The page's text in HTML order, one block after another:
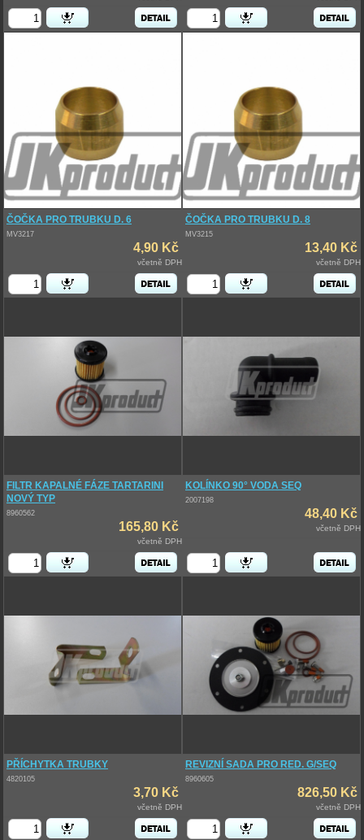
ČOČKA PRO TRUBKU D. 6
MV3217
4,90 Kč
včetně DPH
ČOČKA PRO TRUBKU D. 8
MV3215
13,40 Kč
včetně DPH
FILTR KAPALNÉ FÁZE TARTARINI
NOVÝ TYP
8960562
165,80 Kč
včetně DPH
KOLÍNKO 90° VODA SEQ
2007198
48,40 Kč
včetně DPH
PŘÍCHYTKA TRUBKY
4820105
3,70 Kč
včetně DPH
REVIZNÍ SADA PRO RED. G/SEQ
8960605
826,50 Kč
včetně DPH